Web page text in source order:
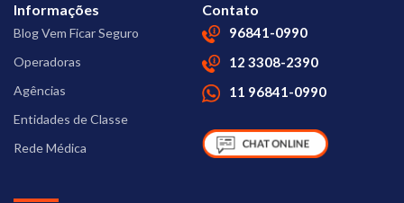
Informações
Blog Vem Ficar Seguro
Operadoras
Agências
Entidades de Classe
Rede Médica
Contato
96841-0990
12 3308-2390
11 96841-0990